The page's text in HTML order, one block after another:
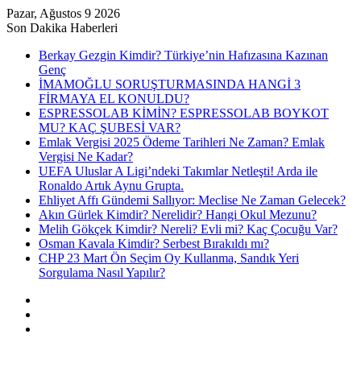
Pazar, Ağustos 9 2026
Son Dakika Haberleri
Berkay Gezgin Kimdir? Türkiye’nin Hafızasına Kazınan
Genç
İMAMOĞLU SORUŞTURMASINDA HANGİ 3
FİRMAYA EL KONULDU?
ESPRESSOLAB KİMİN? ESPRESSOLAB BOYKOT
MU? KAÇ ŞUBESİ VAR?
Emlak Vergisi 2025 Ödeme Tarihleri Ne Zaman? Emlak
Vergisi Ne Kadar?
UEFA Uluslar A Ligi’ndeki Takımlar Netleşti! Arda ile
Ronaldo Artık Aynu Grupta.
Ehliyet Affı Gündemi Sallıyor: Meclise Ne Zaman Gelecek?
Akın Gürlek Kimdir? Nerelidir? Hangi Okul Mezunu?
Melih Gökçek Kimdir? Nereli? Evli mi? Kaç Çocuğu Var?
Osman Kavala Kimdir? Serbest Bırakıldı mı?
CHP 23 Mart Ön Seçim Oy Kullanma, Sandık Yeri
Sorgulama Nasıl Yapılır?